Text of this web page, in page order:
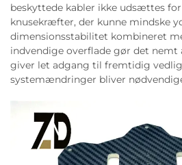
beskyttede kabler ikke udsættes
knusekræfter, der kunne mindske
dimensionsstabilitet kombineret
indvendige overflade gør det nemt
giver let adgang til fremtidig
systemændringer bliver